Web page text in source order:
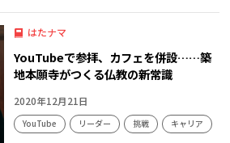
キャリア
はたナマ
YouTubeで参拝、カフェを併設……築
地本願寺がつくる仏教の新常識
2020年12月21日
YouTube リーダー 挑戦 キャリア